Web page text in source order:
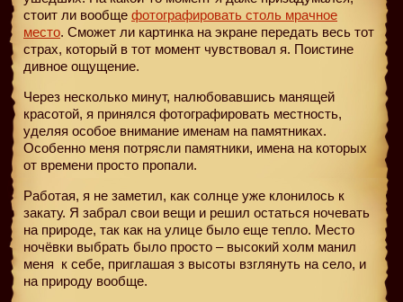
стоит ли вообще фотографировать столь мрачное
место. Сможет ли картинка на экране передать весь тот
страх, который в тот момент чувствовал я. Поистине
дивное ощущение.
Через несколько минут, налюбовавшись манящей
красотой, я принялся фотографировать местность,
уделяя особое внимание именам на памятниках.
Особенно меня потрясли памятники, имена на которых
от времени просто пропали.
Работая, я не заметил, как солнце уже клонилось к
закату. Я забрал свои вещи и решил остаться ночевать
на природе, так как на улице было еще тепло. Место
ночёвки выбрать было просто – высокий холм манил
меня к себе, приглашая з высоты взглянуть на село, и
на природу вообще.